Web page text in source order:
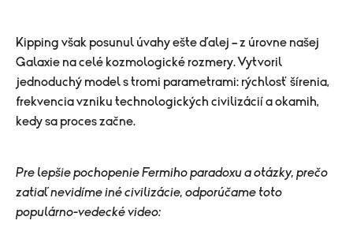
Kipping však posunul úvahy ešte ďalej – z úrovne našej
Galaxie na celé kozmologické rozmery. Vytvoril
jednoduchý model s tromi parametrami: rýchlosť šírenia,
frekvencia vzniku technologických civilizácií a okamih,
kedy sa proces začne.
Pre lepšie pochopenie Fermiho paradoxu a otázky, prečo
zatiaľ nevidíme iné civilizácie, odporúčame toto
populárno-vedecké video: